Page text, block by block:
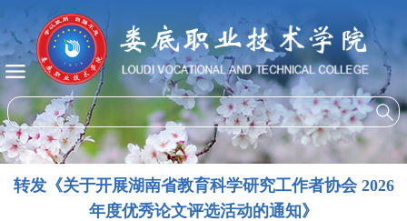
转发《关于开展湖南省教育科学研究工作者协会 2026
年度优秀论文评选活动的通知》